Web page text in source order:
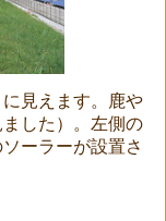
見えます。鹿や
した）。左側の
ーラーが設置さ